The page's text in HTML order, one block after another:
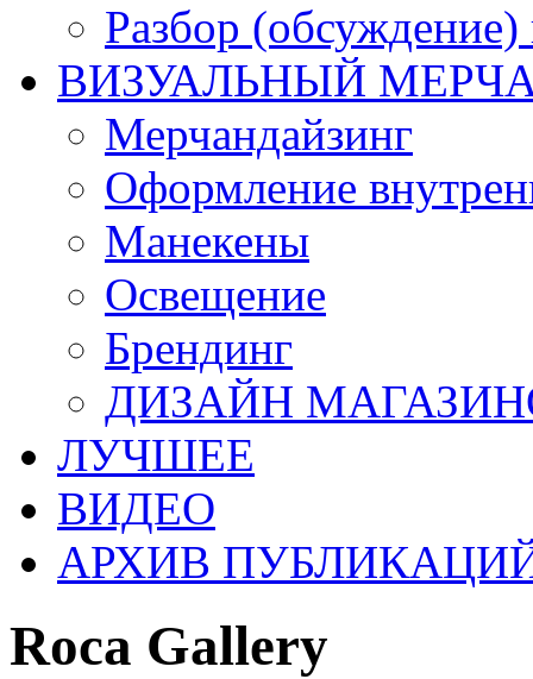
Разбор (обсуждение)
ВИЗУАЛЬНЫЙ
Мерчандайзинг
Оформление
Манекены
Освещение
Брендинг
ДИЗАЙН
ЛУЧШЕЕ
ВИДЕО
АРХИВ
Roca Gallery